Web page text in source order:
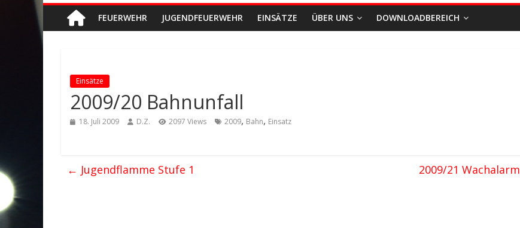
FEUERWEHR JUGENDFEUERWEHR EINSÄTZE ÜBER UNS DOWNLOADBEREICH
Einsätze
2009/20 Bahnunfall
18. Juli 2009 D.Z. 2097 Views 2009, Bahn, Einsatz
← Jugendflamme Stufe 1 2009/21 Wachalarm